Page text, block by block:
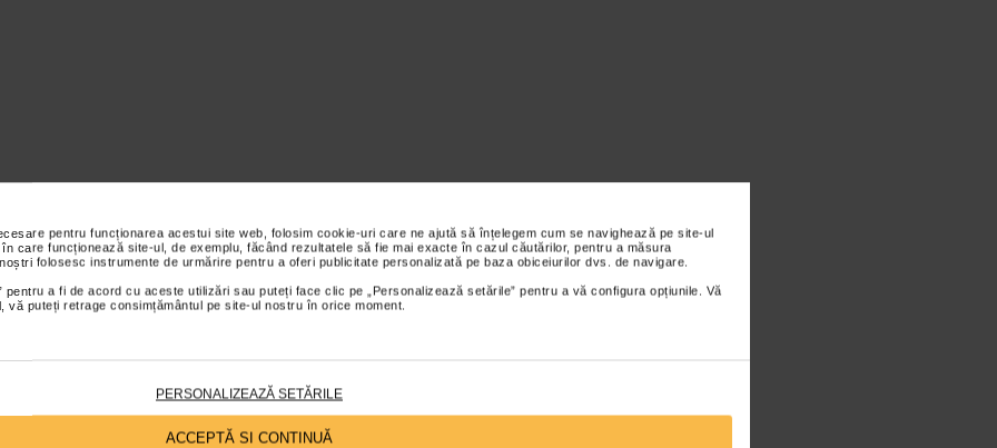
pentru funcționarea acestui site web, folosim cookie-uri care ne ajută să înțelegem cum se navighează pe site-ul
care funcționează site-ul, de exemplu, făcând rezultatele să fie mai exacte în cazul căutărilor, pentru a măsura
folosesc instrumente de urmărire pentru a oferi publicitate personalizată pe baza obiceiurilor dvs. de navigare.
pentru a fi de acord cu aceste utilizări sau puteți face clic pe „Personalizează setările” pentru a vă configura opțiunile. Vă
puteți retrage consimțământul pe site-ul nostru în orice moment.
PERSONALIZEAZĂ SETĂRILE
ACCEPTĂ SI CONTINUĂ
sculptură: “Fiecare lucrare a mea are un desen care conține
floarea-de-colț sau floarea-reginei pentru că seamănă foarte
combinație cu Floarea Vieții cu 8 petale, o floare pe care o